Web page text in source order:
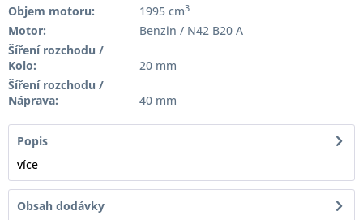
Objem motoru:
1995 cm3
Motor:
Benzin / N42 B20 A
Šíření rozchodu /
Kolo:
20 mm
Šíření rozchodu /
Náprava:
40 mm
Popis
více
Obsah dodávky